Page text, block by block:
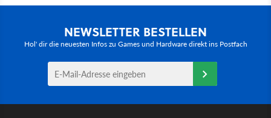
NEWSLETTER BESTELLEN
Hol' dir die neuesten Infos zu Games und Hardware direkt ins Postfach